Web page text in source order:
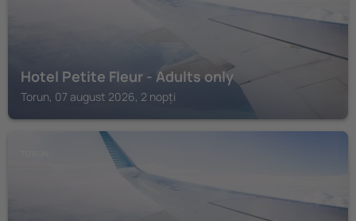
Hotel Petite Fleur - Adults only
Torun, 07 august 2026, 2 nopți